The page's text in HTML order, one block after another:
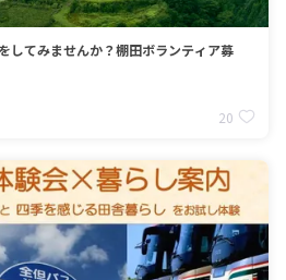
してみませんか？棚田ボランティア募
20